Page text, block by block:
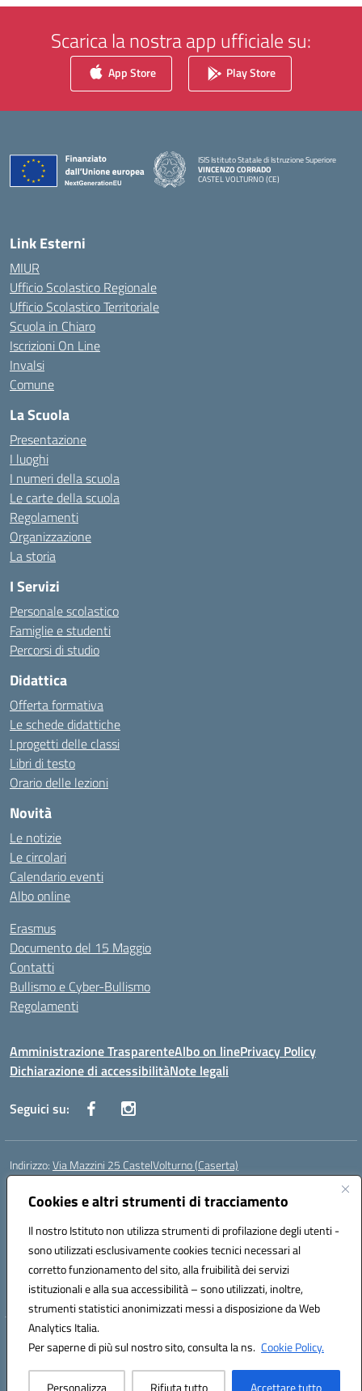
Cookies e altri strumenti di tracciamento
Il nostro Istituto non utilizza strumenti di profilazione degli utenti -
sono utilizzati esclusivamente cookies tecnici necessari al
corretto funzionamento del sito, alla fruibilità dei servizi
istituzionali e alla sua accessibilità – sono utilizzati, inoltre,
strumenti statistici anonimizzati messi a disposizione da Web
Analytics Italia.
Per saperne di più sul nostro sito, consulta la ns. Cookie Policy.
Personalizza Rifiuta tutto Accettare tutto
Scarica la nostra app ufficiale su:
App Store Play Store
ISIS Istituto Statale di Istruzione Superiore
VINCENZO CORRADO
CASTEL VOLTURNO (CE)
Link Esterni
MIUR
Ufficio Scolastico Regionale
Ufficio Scolastico Territoriale
Scuola in Chiaro
Iscrizioni On Line
Invalsi
Comune
La Scuola
Presentazione
I luoghi
I numeri della scuola
Le carte della scuola
Regolamenti
Organizzazione
La storia
I Servizi
Personale scolastico
Famiglie e studenti
Percorsi di studio
Didattica
Offerta formativa
Le schede didattiche
I progetti delle classi
Libri di testo
Orario delle lezioni
Novità
Le notizie
Le circolari
Calendario eventi
Albo online
Erasmus
Documento del 15 Maggio
Contatti
Bullismo e Cyber-Bullismo
Regolamenti
Amministrazione TrasparenteAlbo on linePrivacy Policy
Dichiarazione di accessibilitàNote legali
Seguici su:
Indirizzo:Via Mazzini 25 CastelVolturno (Caserta)
Centralino:
Posta elettronica certificata (PEC):ceis014005@pec.istruzione.it
Codice fiscale: 93063510619
Codice meccanografico:CEIS014005
Codice Indice delle Pubbliche Amministrazioni (IPA): istsc_ceis014005
Codice unico di fatturazione (CUF): UOU8EW
Hosting & Powered by 3D Solution S.r.l.
Concept & Design by Designers Italia